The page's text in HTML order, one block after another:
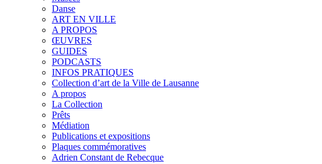
Danse
ART EN VILLE
A PROPOS
ŒUVRES
GUIDES
PODCASTS
INFOS PRATIQUES
Collection d’art de la Ville de Lausanne
A propos
La Collection
Prêts
Médiation
Publications et expositions
Plaques commémoratives
Adrien Constant de Rebecque